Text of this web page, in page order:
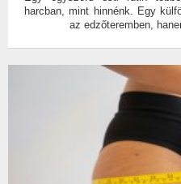
harcban, mint hinnénk. Egy
az edzőteremben,